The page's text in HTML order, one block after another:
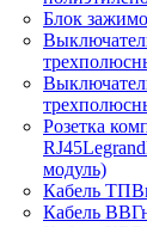
Блок
Розетка
модуль)
Кабель
Кабель